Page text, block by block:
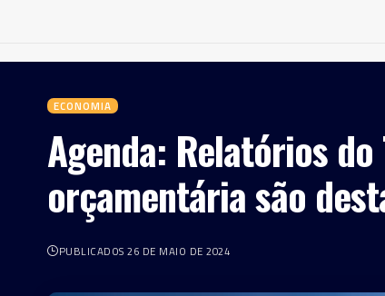
ECONOMIA
Agenda: Relatórios
orçamentária são
PUBLICADOS 26 DE MAIO DE 2024